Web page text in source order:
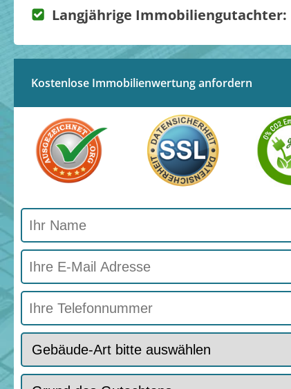
Langjährige Immobiliengutachter:
Kostenlose Immobilienwertung anfordern